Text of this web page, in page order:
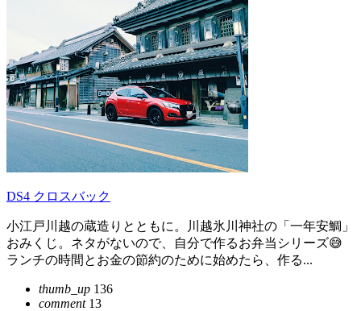
DS4 クロスバック
小江戸川越の蔵造りとともに。川越氷川神社の「一年安鯛」
おみくじ。ネタがないので、自分で作るお弁当シリーズ😅
ランチの時間とお金の節約のために始めたら、作る...
thumb_up 136
comment13